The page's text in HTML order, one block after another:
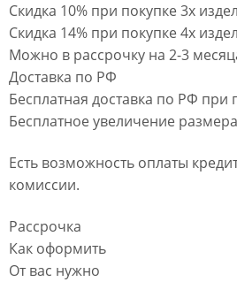
Скидка 10% при покупке 3х
Скидка 14% при покупке 4х
Можно в рассрочку на 2-3
Доставка по РФ
Бесплатная доставка по РФ при
Бесплатное увеличение
Есть возможность оплаты
комиссии.
Рассрочка
Как оформить
От вас нужно